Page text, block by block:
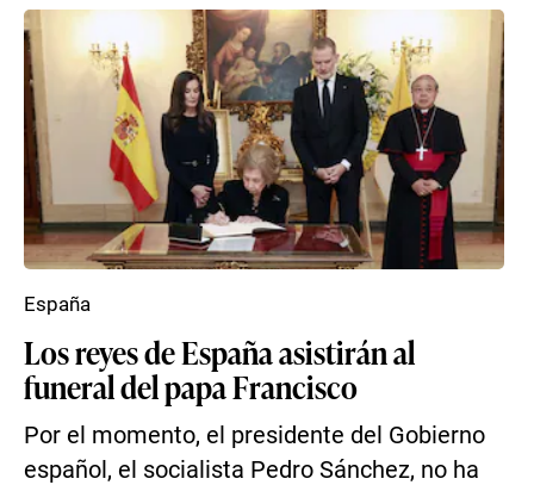
Los reyes de España asistirán al
funeral del papa Francisco
Por el momento, el presidente del Gobierno
español, el socialista Pedro Sánchez, no ha
España